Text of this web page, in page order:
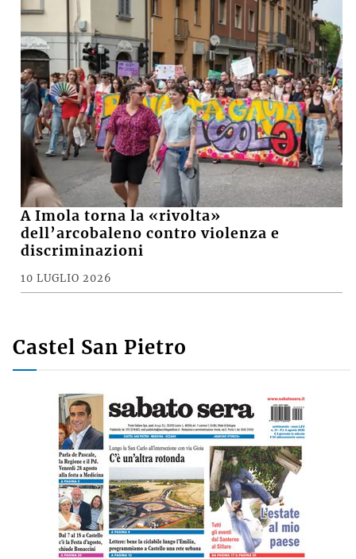
A Imola torna la «rivolta»
dell’arcobaleno contro violenza e
discriminazioni
10 LUGLIO 2026
Castel San Pietro